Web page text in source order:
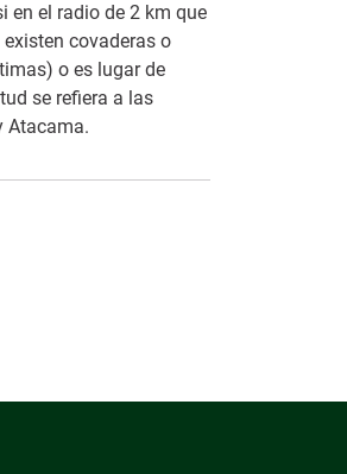
en el radio de 2 km que
covaderas o
o es lugar de
se refiera a las
Atacama.